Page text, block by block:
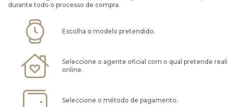
durante todo o processo de compra.
Escolha o modelo pretendido.
Seleccione o agente oficial com o qual pretende
online.
Seleccione o método de pagamento.